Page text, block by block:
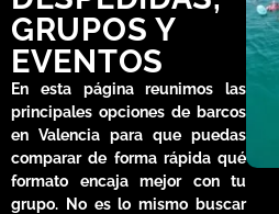
GRUPOS Y
EVENTOS
En esta página reunimos las
principales opciones de barcos
en Valencia para que puedas
comparar de forma rápida qué
formato encaja mejor con tu
grupo. No es lo mismo buscar